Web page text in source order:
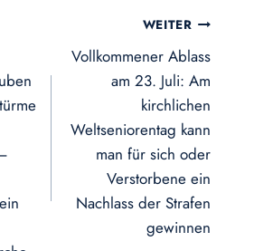
WEITER
Vollkommener Ablass
am 23. Juli: Am
kirchlichen
Weltseniorentag kann
man für sich oder
Verstorbene ein
Nachlass der Strafen
gewinnen